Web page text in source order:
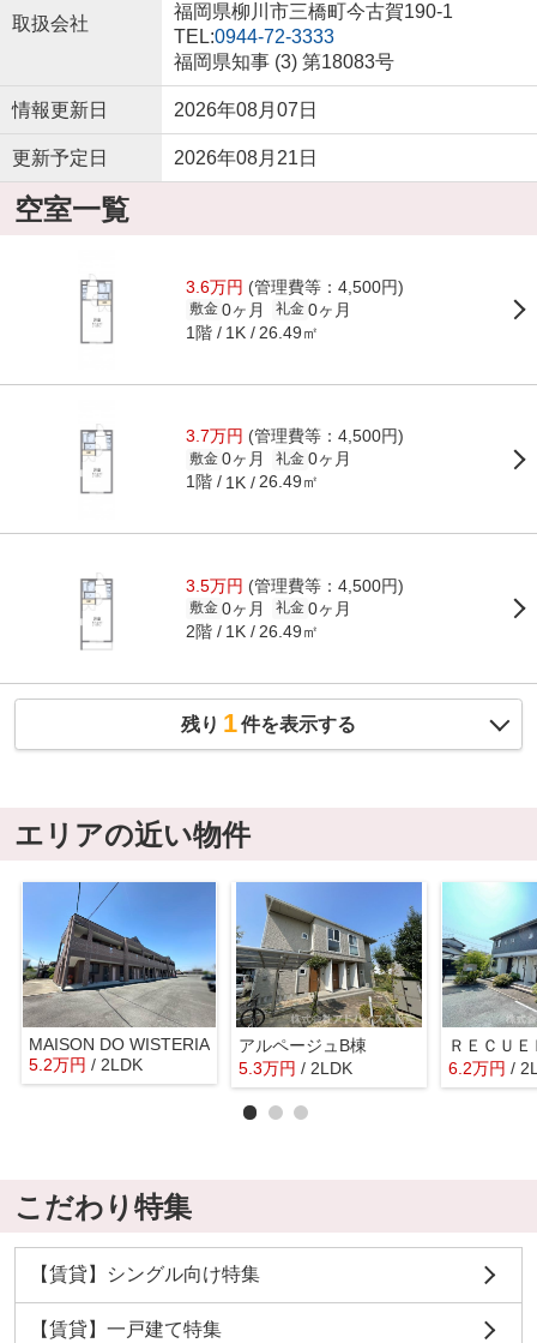
取扱会社
福岡県柳川市三橋町今古賀190-1
TEL:0944-72-3333
福岡県知事 (3) 第18083号
情報更新日 2026年08月07日
更新予定日 2026年08月21日
空室一覧
3.6万円 (管理費等：4,500円)
敷金 0ヶ月 礼金 0ヶ月
1階 1K 26.49㎡
3.7万円 (管理費等：4,500円)
敷金 0ヶ月 礼金 0ヶ月
1階 1K 26.49㎡
3.5万円 (管理費等：4,500円)
敷金 0ヶ月 礼金 0ヶ月
2階 1K 26.49㎡
残り 1件を表示する
エリアの近い物件
MAISON DO WISTERIA
5.2万円 / 2LDK
アルページュB棟
5.3万円 / 2LDK
ＲＥＣＵ
6.2万円 /
こだわり特集
【賃貸】シングル向け特集
【賃貸】一戸建て特集